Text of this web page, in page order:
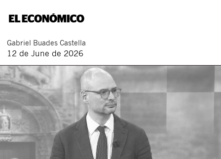
Gabriel Buades Castella
12 de June de 2026